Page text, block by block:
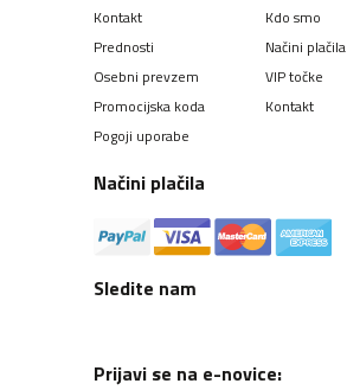
Kontakt
Kdo smo
Prednosti
Načini plačila
Osebni prevzem
VIP točke
Promocijska koda
Kontakt
Pogoji uporabe
Načini plačila
Sledite nam
Prijavi se na e-novice: